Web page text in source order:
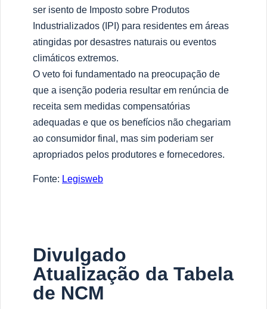
ser isento de Imposto sobre Produtos
Industrializados (IPI) para residentes em áreas
atingidas por desastres naturais ou eventos
climáticos extremos.
O veto foi fundamentado na preocupação de
que a isenção poderia resultar em renúncia de
receita sem medidas compensatórias
adequadas e que os benefícios não chegariam
ao consumidor final, mas sim poderiam ser
apropriados pelos produtores e fornecedores.
Fonte: Legisweb
Divulgado
Atualização da Tabela
de NCM